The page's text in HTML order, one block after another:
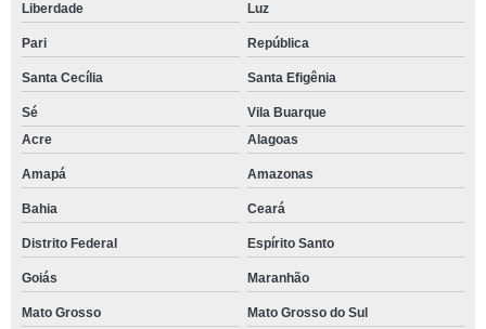
Liberdade Luz
Pari República
Santa Cecília Santa Efigênia
Sé
Vila Buarque
Acre
Alagoas
Amapá Amazonas
Bahia Ceará
Distrito Federal Espírito Santo
Goiás Maranhão
Mato Grosso Mato Grosso do Sul